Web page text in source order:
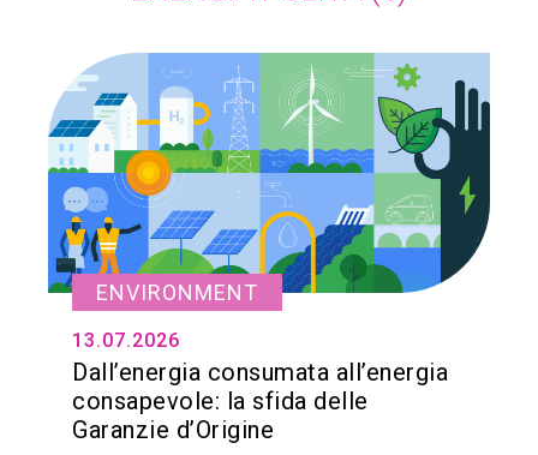
ENVIRONMENT
13.07.2026
Dall’energia consumata all’energia
consapevole: la sfida delle
Garanzie d’Origine